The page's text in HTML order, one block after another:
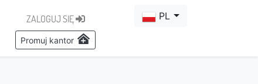
ZALOGUJ SIĘ
Promuj kantor
PL